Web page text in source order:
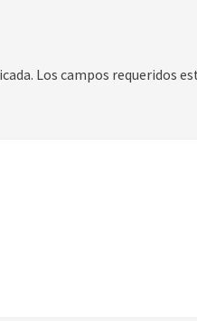
Los campos requeridos